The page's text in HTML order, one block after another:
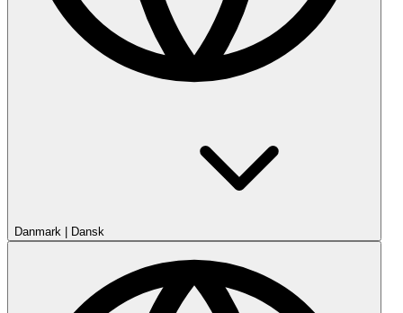
Danmark Dansk